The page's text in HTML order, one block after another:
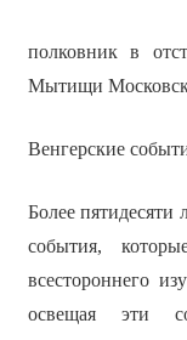
полковник в
Мытищи
Венгерские
Более пятидесяти
события,
всестороннего
освещая эти